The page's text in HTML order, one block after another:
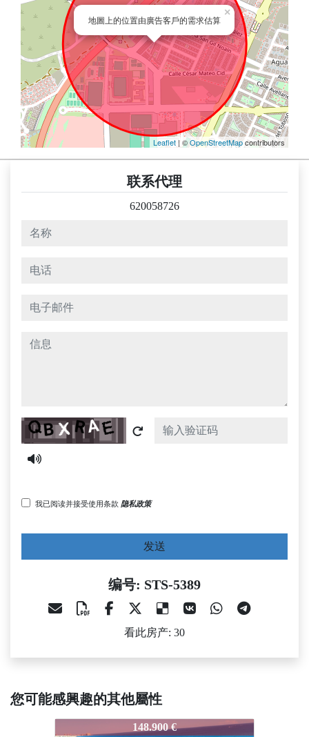
地圖上的位置由廣告客戶的需求估算
×
Leaflet | ©OpenStreetMapcontributors
联系代理
620058726
名称
电话
电子邮件
信息
Captcha
我已阅读并接受使用条款 隐私政策
发送
编号: STS-5389
看此房产: 30
您可能感興趣的其他屬性
148.900 €
STS-5389 150.000 €